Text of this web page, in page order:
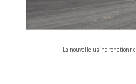
La nouvelle usine fonctionne